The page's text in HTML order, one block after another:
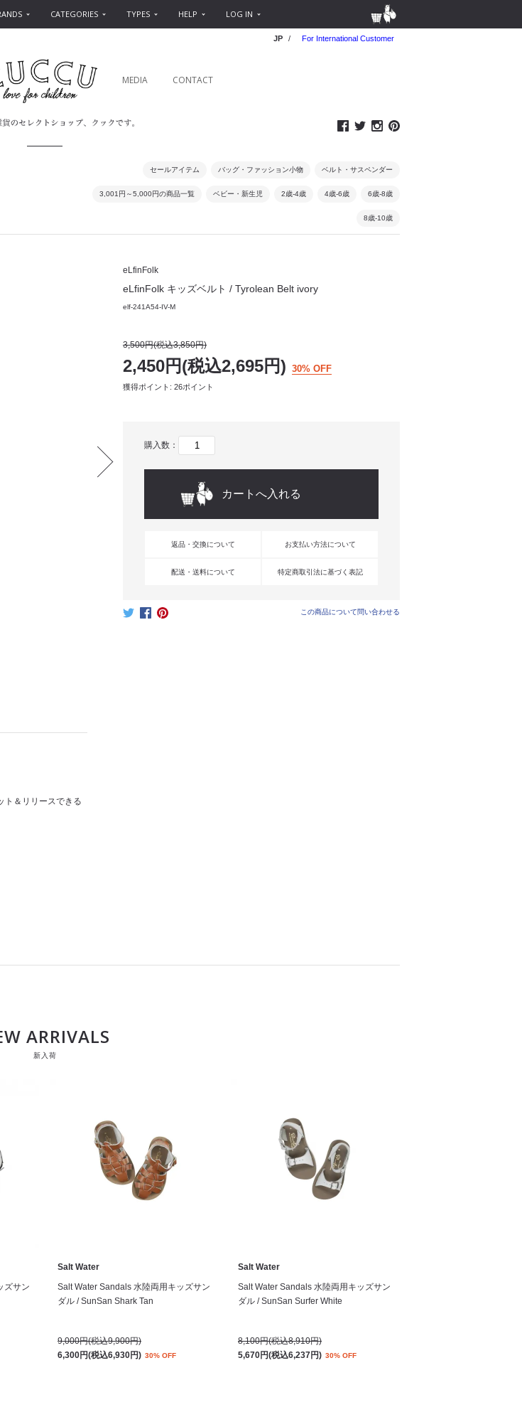
CATEGORIES TYPES HELP LOG IN
JP / For International Customer
MEDIA CONTACT
セールアイテム バッグ・ファッション小物 ベルト・サスペンダー
3,001円～5,000円の商品一覧 ベビー・新生児 2歳-4歳 4歳-6歳 6歳-8歳
8歳-10歳
eLfinFolk
eLfinFolk キッズベルト / Tyrolean Belt ivory
elf-241A54-IV-M
ト＆リリースできる
3,500円(税込3,850円)
2,450円(税込2,695円) 30% OFF
獲得ポイント: 26ポイント
購入数：
返品・交換について お支払い方法について
配送・送料について 特定商取引法に基づく表記
この商品について問い合わせる
ARRIVALS
新入荷
ズサン
Salt Water
Salt Water Sandals 水陸両用キッズサン
ダル / SunSan Shark Tan
9,000円(税込9,900円)
6,300円(税込6,930円) 30% OFF
Salt Water
Salt Water Sandals 水陸両用キッズサン
ダル / SunSan Surfer White
8,100円(税込8,910円)
5,670円(税込6,237円) 30% OFF